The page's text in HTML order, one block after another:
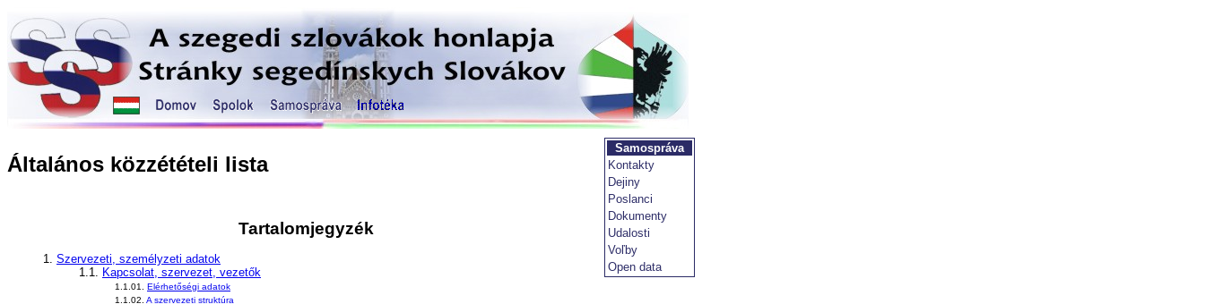
Általános közzétételi lista
Tartalomjegyzék
1. Szervezeti, személyzeti adatok
1.1. Kapcsolat, szervezet, vezetők
1.1.01. Elérhetőségi adatok
1.1.02. A szervezeti struktúra
Samospráva
Kontakty
Dejiny
Poslanci
Dokumenty
Udalosti
Voľby
Open data